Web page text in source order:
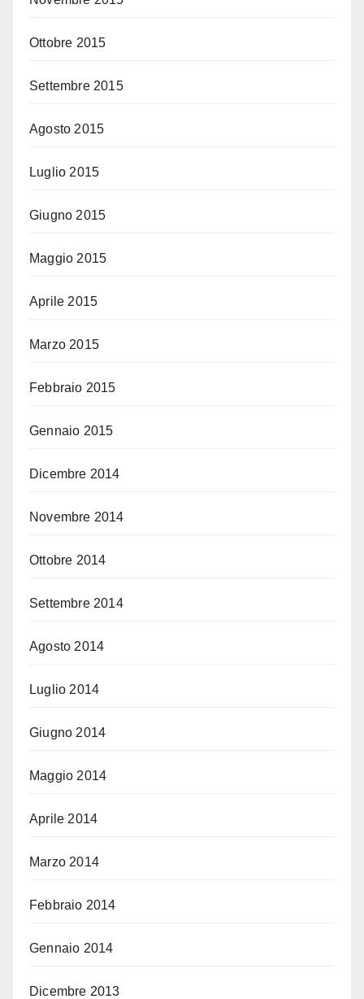
Ottobre 2015
Settembre 2015
Agosto 2015
Luglio 2015
Giugno 2015
Maggio 2015
Aprile 2015
Marzo 2015
Febbraio 2015
Gennaio 2015
Dicembre 2014
Novembre 2014
Ottobre 2014
Settembre 2014
Agosto 2014
Luglio 2014
Giugno 2014
Maggio 2014
Aprile 2014
Marzo 2014
Febbraio 2014
Gennaio 2014
Dicembre 2013